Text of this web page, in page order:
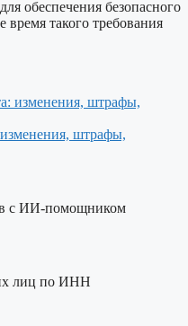
обеспечения безопасного
такого требования
штрафы,
с ИИ-помощником
лиц по ИНН